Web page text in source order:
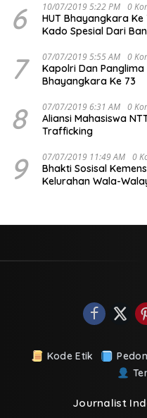
6 10/07/2019 5:22 PM 0
HUT Bhayangkara
Kado Spesial Dari
7 07/07/2019 5:55 AM 0
Kapolri Dan
Bhayangkara Ke 73
8 07/07/2019 6:31 AM 0
Aliansi Mahasiswa
Trafficking
9 07/07/2019 11:49 AM 0
Bhakti Sosisal
Kelurahan Wala-
Kode Etik
Journalist